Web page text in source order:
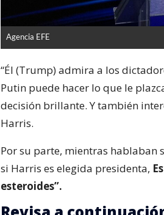
Agencia EFE
“Él (Trump) admira a los
Putin puede hacer lo que le
decisión brillante. Y también
Harris.
Por su parte, mientras
si Harris es elegida presidenta,
esteroides”.